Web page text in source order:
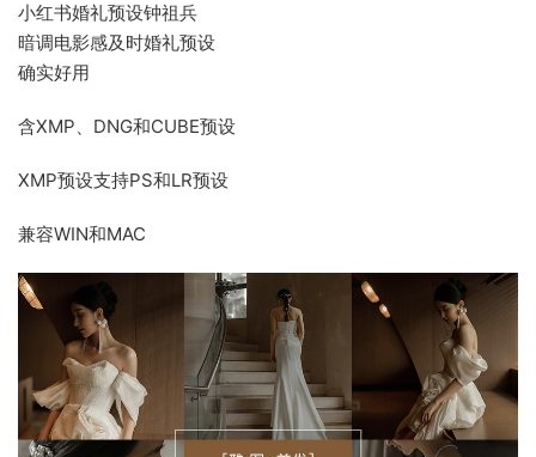
小红书婚礼预设钟祖兵
暗调电影感及时婚礼预设
确实好用
含XMP、DNG和CUBE预设
XMP预设支持PS和LR预设
兼容WIN和MAC